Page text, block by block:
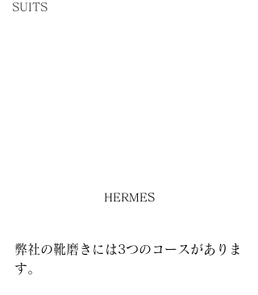
SUITS
HERMES
弊社の靴磨きには3つのコースがありま
す。